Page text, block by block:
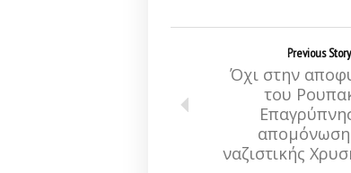
Previous Story
Όχι στην
του
απομόνωση
ναζιστικής